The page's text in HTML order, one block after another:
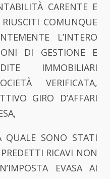
CARENTE E
COMUNQUE
L’INTERO
DI GESTIONE E
IMMOBILIARI
VERIFICATA,
GIRO D’AFFARI
QUALE SONO STATI
RICAVI NON
EVASA AI